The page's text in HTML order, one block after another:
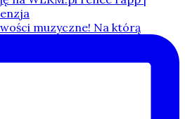
muzyczne! Na którą